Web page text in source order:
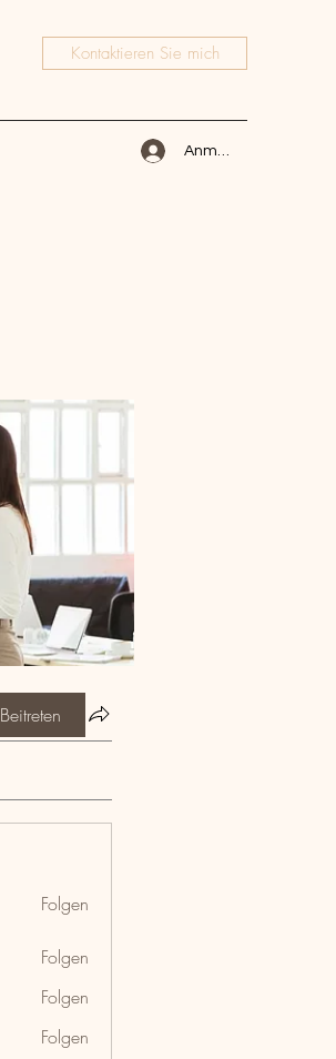
Kontaktieren Sie mich
Anmelden
Beitreten
Folgen
Folgen
Folgen
Folgen